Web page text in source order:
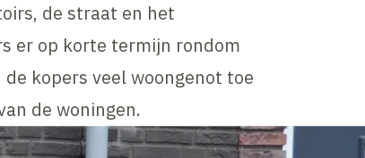
de straat en het
er op korte termijn rondom
kopers veel woongenot toe
de woningen.